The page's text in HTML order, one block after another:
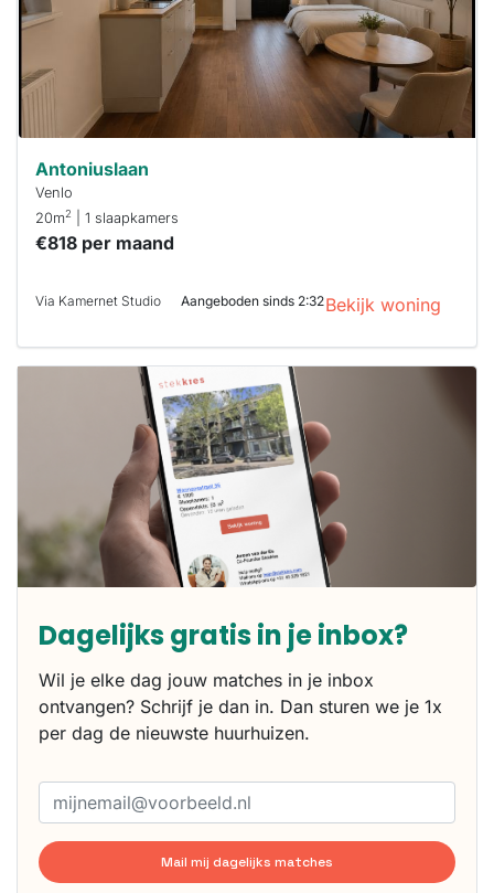
Stekkies helpt
je hierbij!
Antoniuslaan
Venlo
20m2 | 1 slaapkamers
€818 per maand
Via Kamernet Studio Aangeboden sinds 2:32Bekijk woning
Dagelijks gratis in je inbox?
Wil je elke dag jouw matches in je inbox
ontvangen? Schrijf je dan in. Dan sturen we je 1x
per dag de nieuwste huurhuizen.
Mail mij dagelijks matches